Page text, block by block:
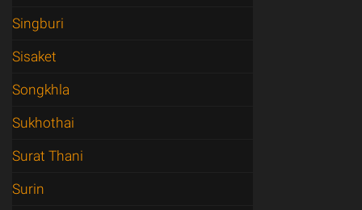
Singburi
Sisaket
Songkhla
Sukhothai
Surat Thani
Surin